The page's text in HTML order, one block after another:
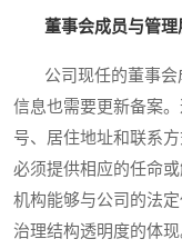
董事会成员与管理
公司现任的董事会
信息也需要更新备案
号、居住地址和联系
必须提供相应的任命
机构能够与公司的法
治理结构透明度的体现